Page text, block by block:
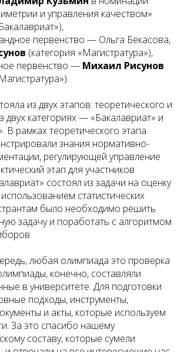
и управления качеством»
первенство — Ольга Бекасова,
(категория «Магистратура»),
первенство — Михаил Рисунов
из двух этапов: теоретического и
двух категориях — «Бакалавриат» и
В рамках теоретического этапа
знания нормативно-
регулирующей управление
этап для участников
состоял из задачи на оценку
статистических
было необходимо решить
задачу и поработать с алгоритмом
любая олимпиада это проверка
конечно, составляли
в университете. Для подготовки
подходы, инструменты,
и акты, которые используем
За это спасибо нашему
составу, которые сумели